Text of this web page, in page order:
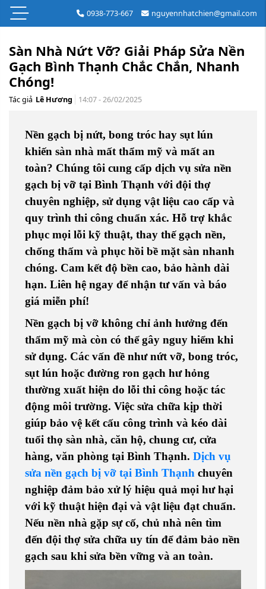
0938-773-667 nguyennhatchien@gmail.com
Sàn Nhà Nứt Vỡ? Giải Pháp Sửa Nền
Gạch Bình Thạnh Chắc Chắn, Nhanh
Chóng!
Tác giả Lê Hương 14:07 - 26/02/2025
Nền gạch bị nứt, bong tróc hay sụt lún
khiến sàn nhà mất thẩm mỹ và mất an
toàn? Chúng tôi cung cấp dịch vụ sửa nền
gạch bị vỡ tại Bình Thạnh với đội thợ
chuyên nghiệp, sử dụng vật liệu cao cấp và
quy trình thi công chuẩn xác. Hỗ trợ khắc
phục mọi lỗi kỹ thuật, thay thế gạch nền,
chống thấm và phục hồi bề mặt sàn nhanh
chóng. Cam kết độ bền cao, bảo hành dài
hạn. Liên hệ ngay để nhận tư vấn và báo
giá miễn phí!
Nền gạch bị vỡ không chỉ ảnh hưởng đến
thẩm mỹ mà còn có thể gây nguy hiểm khi
sử dụng. Các vấn đề như nứt vỡ, bong tróc,
sụt lún hoặc đường ron gạch hư hỏng
thường xuất hiện do lỗi thi công hoặc tác
động môi trường. Việc sửa chữa kịp thời
giúp bảo vệ kết cấu công trình và kéo dài
tuổi thọ sàn nhà, căn hộ, chung cư, cửa
hàng, văn phòng tại Bình Thạnh. Dịch vụ
sửa nền gạch bị vỡ tại Bình Thạnh chuyên
nghiệp đảm bảo xử lý hiệu quả mọi hư hại
với kỹ thuật hiện đại và vật liệu đạt chuẩn.
Nếu nền nhà gặp sự cố, chủ nhà nên tìm
đến đội thợ sửa chữa uy tín để đảm bảo nền
gạch sau khi sửa bền vững và an toàn.